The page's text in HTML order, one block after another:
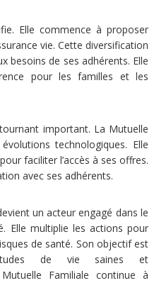
Elle commence à proposer
vie. Cette diversification
besoins de ses adhérents. Elle
pour les familles et les
important. La Mutuelle
technologiques. Elle
faciliter l’accès à ses offres.
avec ses adhérents.
un acteur engagé dans le
Elle multiplie les actions pour
de santé. Son objectif est
de vie saines et
Familiale continue à